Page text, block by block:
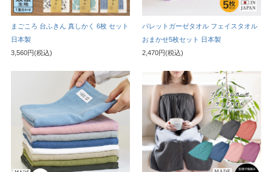
まごころ 台ふきん 真しかく 6枚 セット
日本製
3,560円(税込)
パレットガーゼタオル フェイスタオル
おまかせ5枚セット 日本製
2,470円(税込)